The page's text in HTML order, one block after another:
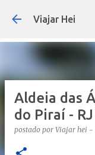
Pular
Viajar Hei
Aldeia das
do Piraí - RJ
postado por Viajar hei -